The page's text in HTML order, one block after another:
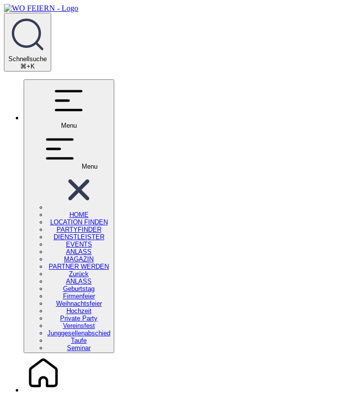
Schnellsuche
⌘+K
Menu
Menu
HOME
LOCATION FINDEN
PARTYFINDER
DIENSTLEISTER
EVENTS
ANLASS
MAGAZIN
PARTNER WERDEN
Zurück
ANLASS
Geburtstag
Firmenfeier
Weihnachtsfeier
Hochzeit
Private Party
Vereinsfest
Junggesellenabschied
Taufe
Seminar